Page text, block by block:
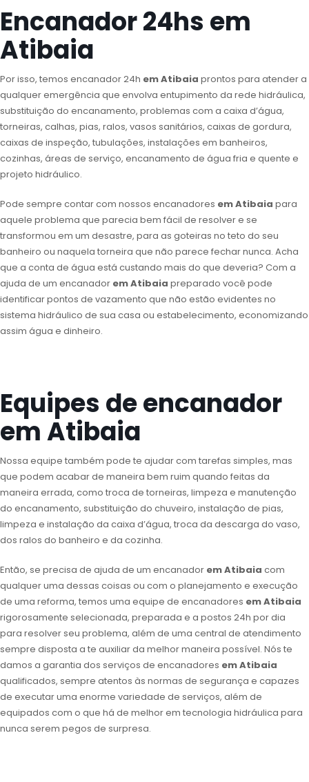
Encanador 24hs em
Atibaia
Por isso, temos encanador 24h em Atibaia prontos para atender a
qualquer emergência que envolva entupimento da rede hidráulica,
substituição do encanamento, problemas com a caixa d’água,
torneiras, calhas, pias, ralos, vasos sanitários, caixas de gordura,
caixas de inspeção, tubulações, instalações em banheiros,
cozinhas, áreas de serviço, encanamento de água fria e quente e
projeto hidráulico.
Pode sempre contar com nossos encanadores em Atibaia para
aquele problema que parecia bem fácil de resolver e se
transformou em um desastre, para as goteiras no teto do seu
banheiro ou naquela torneira que não parece fechar nunca. Acha
que a conta de água está custando mais do que deveria? Com a
ajuda de um encanador em Atibaia preparado você pode
identificar pontos de vazamento que não estão evidentes no
sistema hidráulico de sua casa ou estabelecimento, economizando
assim água e dinheiro.
Equipes de encanador
em Atibaia
Nossa equipe também pode te ajudar com tarefas simples, mas
que podem acabar de maneira bem ruim quando feitas da
maneira errada, como troca de torneiras, limpeza e manutenção
do encanamento, substituição do chuveiro, instalação de pias,
limpeza e instalação da caixa d’água, troca da descarga do vaso,
dos ralos do banheiro e da cozinha.
Então, se precisa de ajuda de um encanador em Atibaia com
qualquer uma dessas coisas ou com o planejamento e execução
de uma reforma, temos uma equipe de encanadores em Atibaia
rigorosamente selecionada, preparada e a postos 24h por dia
para resolver seu problema, além de uma central de atendimento
sempre disposta a te auxiliar da melhor maneira possível. Nós te
damos a garantia dos serviços de encanadores em Atibaia
qualificados, sempre atentos às normas de segurança e capazes
de executar uma enorme variedade de serviços, além de
equipados com o que há de melhor em tecnologia hidráulica para
nunca serem pegos de surpresa.